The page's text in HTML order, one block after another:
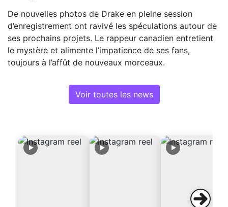
De nouvelles photos de Drake en pleine session
d’enregistrement ont ravivé les spéculations autour de
ses prochains projets. Le rappeur canadien entretient
le mystère et alimente l’impatience de ses fans,
toujours à l’affût de nouveaux morceaux.
Voir toutes les news